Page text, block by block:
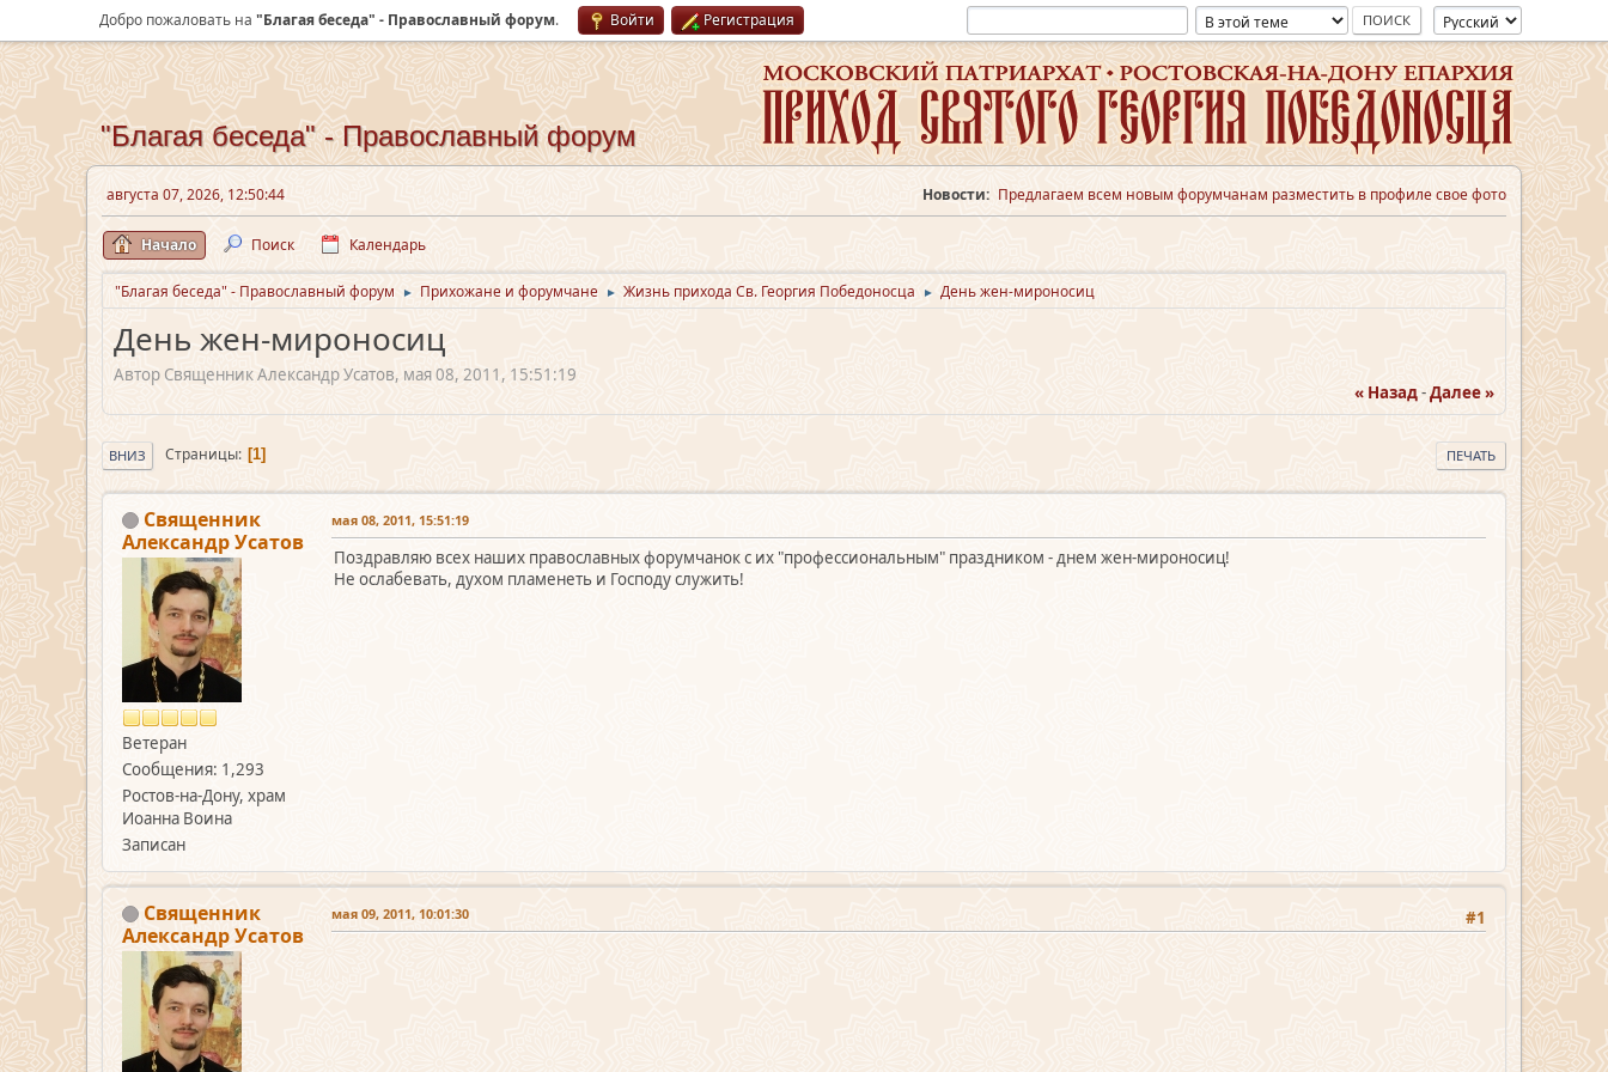
Добро пожаловать на "Благая беседа" - Православный форум. Войти Регистрация
"Благая беседа" - Православный форум
августа 07, 2026, 12:50:44 Новости: Предлагаем всем новым форумчанам разместить в профиле свое фото
Начало Поиск Календарь
"Благая беседа" - Православный форум ► Прихожане и форумчане ► Жизнь прихода Св. Георгия Победоносца ► День жен-мироносиц
День жен-мироносиц
Автор Священник Александр Усатов, мая 08, 2011, 15:51:19
« Назад-Далее »
ПЕЧАТЬ
ВНИЗ Страницы 1
Священник
Александр Усатов
Ветеран
Сообщения: 1,293
Ростов-на-Дону, храм
Иоанна Воина
Записан
мая 08, 2011, 15:51:19
Поздравляю всех наших православных форумчанок с их "профессиональным" праздником - днем жен-мироносиц!
Не ослабевать, духом пламенеть и Господу служить!
Священник
Александр Усатов
#1
мая 09, 2011, 10:01:30